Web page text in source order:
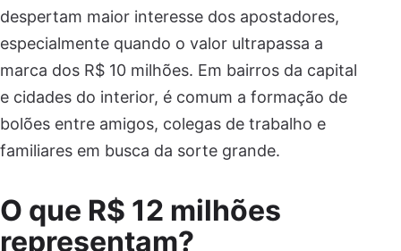
despertam maior interesse dos apostadores,
especialmente quando o valor ultrapassa a
marca dos R$ 10 milhões. Em bairros da capital
e cidades do interior, é comum a formação de
bolões entre amigos, colegas de trabalho e
familiares em busca da sorte grande.
O que R$ 12 milhões
representam?